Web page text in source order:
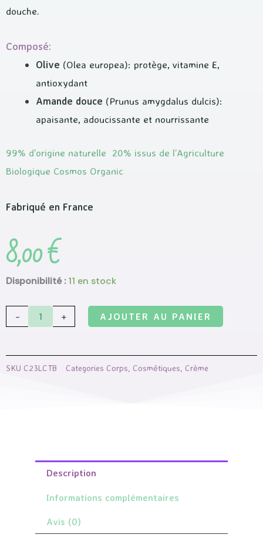
douche.
Composé:
Olive (Olea europea): protège, vitamine E,
antioxydant
Amande douce (Prunus amygdalus dulcis):
apaisante, adoucissante et nourrissante
99% d’origine naturelle 20% issus de l’Agriculture
Biologique Cosmos Organic
Fabriqué en France
8,00€
Disponibilité : 11 en stock
-
quantité
Lait
Beroïa
+ AJOUTER AU PANIER
SKU C23LCTB Categories Corps, Cosmétiques, Crème
Description
Informations complémentaires
Avis (0)